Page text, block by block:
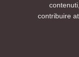
contribuire